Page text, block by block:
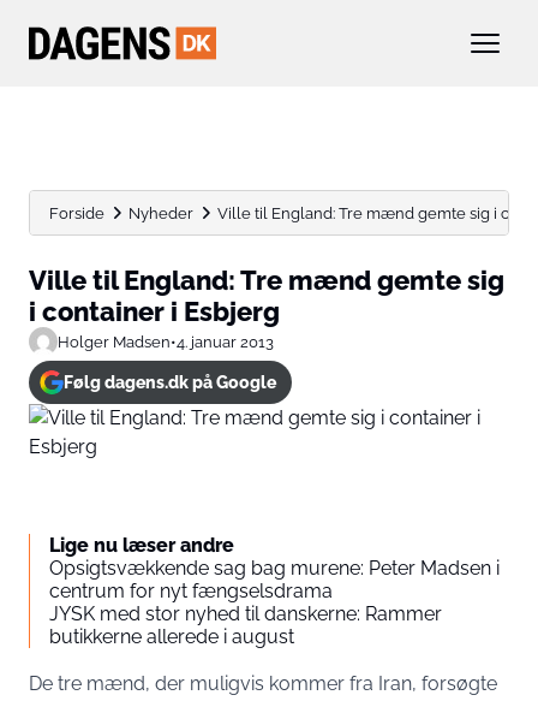
Forside Nyheder Ville til England: Tre mænd gemte sig i
Ville til England: Tre mænd gemte sig
i container i Esbjerg
Holger Madsen•4. januar 2013
Følg dagens.dk på Google
Lige nu læser andre
Opsigtsvækkende sag bag murene: Peter Madsen i
centrum for nyt fængselsdrama
JYSK med stor nyhed til danskerne: Rammer
butikkerne allerede i august
De tre mænd, der muligvis kommer fra Iran, forsøgte